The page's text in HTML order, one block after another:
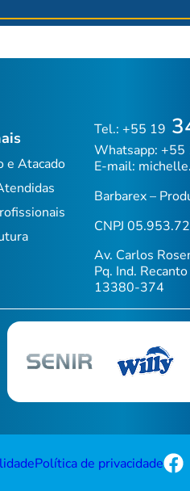
e Atacado
Tel.: +55 19
Whatsapp: +55
E-mail:
Barbarex –
CNPJ
Av. Carlos
Pq. Ind.
13380-374
Política de privacidade